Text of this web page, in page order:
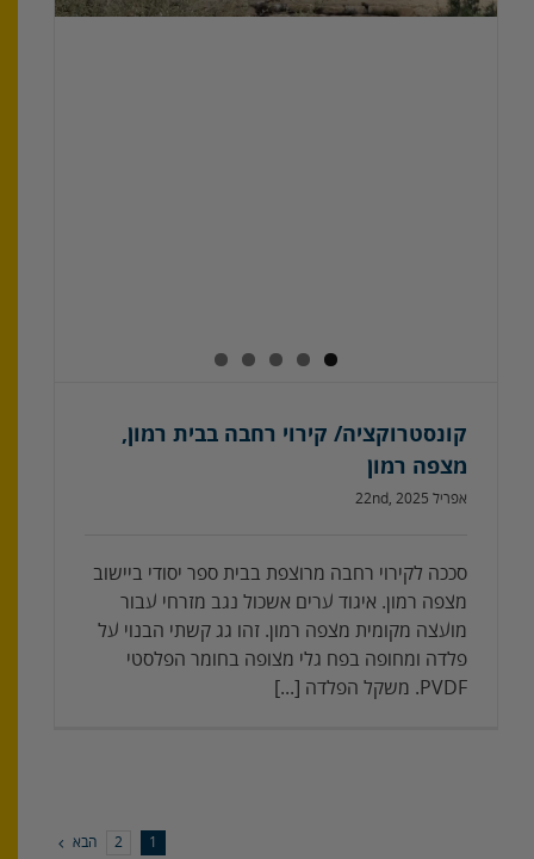
קונסטרוקציה/ קירוי רחבה בבית רמון,
מצפה רמון
אפריל 22nd, 2025
סככה לקירוי רחבה מרוצפת בבית ספר יסודי ביישוב
מצפה רמון. איגוד ערים אשכול נגב מזרחי עבור
מועצה מקומית מצפה רמון. זהו גג קשתי הבנוי על
פלדה ומחופה בפח גלי מצופה בחומר הפלסטי
PVDF. משקל הפלדה [...]
1
2 הבא